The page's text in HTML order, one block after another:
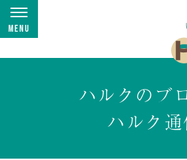
Menu
ハルクのブ
ハルク通